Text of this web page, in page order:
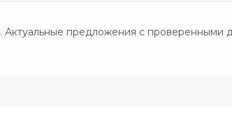
Актуальные предложения с